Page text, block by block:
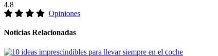
4.8
Opiniones
Noticias Relacionadas